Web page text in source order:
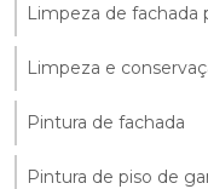
Limpeza de fachada
Limpeza e
Pintura de fachada
Pintura de piso de